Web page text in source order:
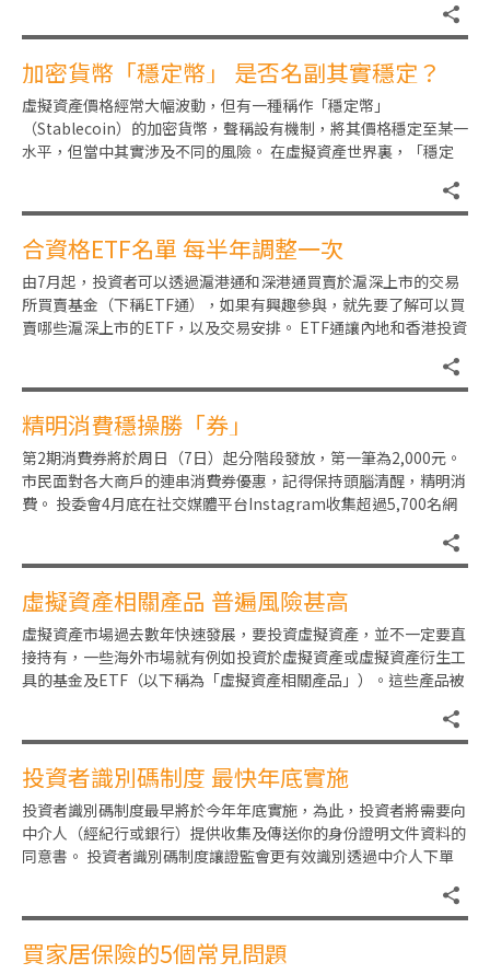
加密貨幣「穩定幣」 是否名副其實穩定？
虛擬資產價格經常大幅波動，但有一種稱作「穩定幣」
（Stablecoin）的加密貨幣，聲稱設有機制，將其價格穩定至某一
水平，但當中其實涉及不同的風險。 在虛擬資產世界裏，「穩定
合資格ETF名單 每半年調整一次
由7月起，投資者可以透過滬港通和深港通買賣於滬深上市的交易
所買賣基金（下稱ETF通），如果有興趣參與，就先要了解可以買
賣哪些滬深上市的ETF，以及交易安排。 ETF通讓內地和香港投資
精明消費穩操勝「券」
第2期消費券將於周日（7日）起分階段發放，第一筆為2,000元。
市民面對各大商戶的連串消費券優惠，記得保持頭腦清醒，精明消
費。 投委會4月底在社交媒體平台Instagram收集超過5,700名網
虛擬資產相關產品 普遍風險甚高
虛擬資產市場過去數年快速發展，要投資虛擬資產，並不一定要直
接持有，一些海外市場就有例如投資於虛擬資產或虛擬資產衍生工
具的基金及ETF（以下稱為「虛擬資產相關產品」）。這些產品被
投資者識別碼制度 最快年底實施
投資者識別碼制度最早將於今年年底實施，為此，投資者將需要向
中介人（經紀行或銀行）提供收集及傳送你的身份證明文件資料的
同意書。 投資者識別碼制度讓證監會更有效識別透過中介人下單
買家居保險的5個常見問題